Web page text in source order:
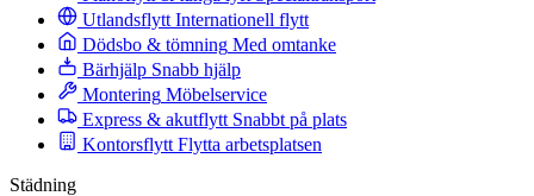
Utlandsflytt Internationell flytt
Dödsbo & tömning Med omtanke
Bärhjälp Snabb hjälp
Montering Möbelservice
Express & akutflytt Snabbt på plats
Kontorsflytt Flytta arbetsplatsen
Städning